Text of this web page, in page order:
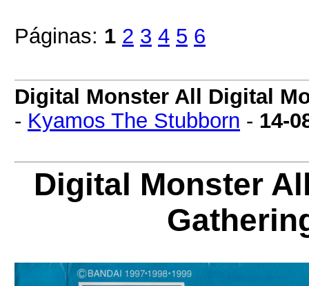
Páginas: 1 2 3 4 5 6
Digital Monster All Digital
- Kyamos The Stubborn - 14-
Digital Monster